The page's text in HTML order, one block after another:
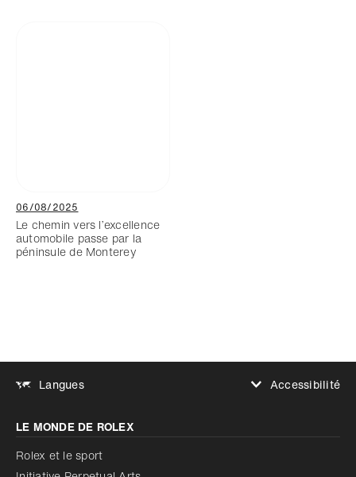
06/08/2025
Le chemin vers l’excellence
automobile passe par la
péninsule de Monterey
Langues
Accessibilité
Augmenter le contraste
Désactivé
Réduire les animations
LE MONDE DE ROLEX
Rolex et le sport